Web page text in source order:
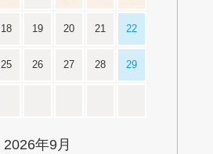
18 19 20 21 22
25 26 27 28 29
2026年9月